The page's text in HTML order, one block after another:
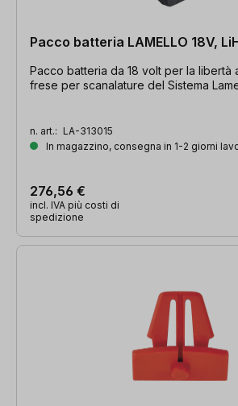
Pacco batteria LAMELLO 18V,
Pacco batteria da 18 volt per la libertà
frese per scanalature del Sistema
n. art.: LA-313015
In magazzino, consegna in 1-2 giorni
276,56 €
incl. IVA più costi di
spedizione